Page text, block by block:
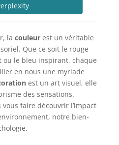
la couleurest un véritable
Que ce soit le rouge
ou le bleu inspirant, chaque
en nous une myriade
est un art visuel, elle
des sensations.
faire découvrir l’impact
notre bien-